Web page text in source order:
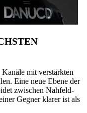
mit verstärkten
Eine neue Ebene der
zwischen Nahfeld-
Gegner klarer ist als